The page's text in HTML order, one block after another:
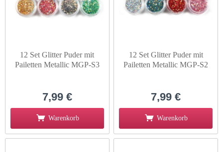
12 Set Glitter Puder mit
Pailetten Metallic MGP-S3
7,99 €
Warenkorb
12 Set Glitter Puder mit
Pailetten Metallic MGP-S2
7,99 €
Warenkorb